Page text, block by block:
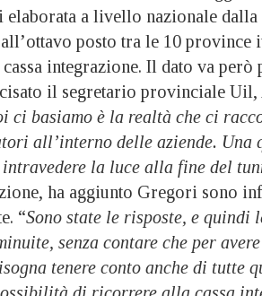
elaborata a livello nazionale
posto tra le 10 province
integrazione. Il dato va però
il segretario provinciale
ci basiamo è la realtà che ci
all’interno delle aziende. Una
la luce alla fine del
ha aggiunto Gregori sono
“Sono state le risposte, e quindi
senza contare che per
tenere conto anche di tutte